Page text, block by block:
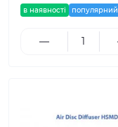
в наявності популярний